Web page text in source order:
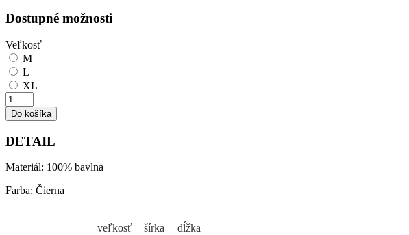
Dostupné možnosti
Veľkosť
M
L
XL
Do košíka
DETAIL
Materiál: 100% bavlna
Farba: Čierna
veľkosť šírka
dĺžka